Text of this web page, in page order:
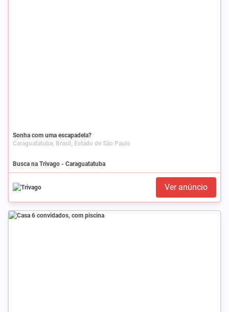
Sonha com uma escapadela?
Caraguatatuba, Brasil, Estado de São Paulo
Busca na Trivago - Caraguatatuba
Ver anúncio